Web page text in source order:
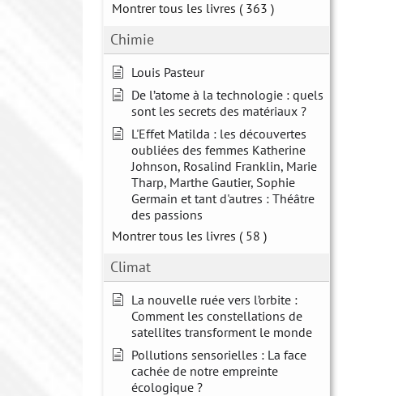
Montrer tous les livres ( 363 )
Chimie
Louis Pasteur
De l’atome à la technologie : quels
sont les secrets des matériaux ?
L'Effet Matilda : les découvertes
oubliées des femmes Katherine
Johnson, Rosalind Franklin, Marie
Tharp, Marthe Gautier, Sophie
Germain et tant d'autres : Théâtre
des passions
Montrer tous les livres ( 58 )
Climat
La nouvelle ruée vers l’orbite :
Comment les constellations de
satellites transforment le monde
Pollutions sensorielles : La face
cachée de notre empreinte
écologique ?